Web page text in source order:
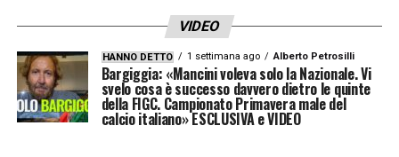
VIDEO
HANNO DETTO 1 settimana ago Alberto Petrosilli
Bargiggia: «Mancini voleva solo la Nazionale. Vi
svelo cosa è successo davvero dietro le quinte
della FIGC. Campionato Primavera male del
calcio italiano» ESCLUSIVA e VIDEO